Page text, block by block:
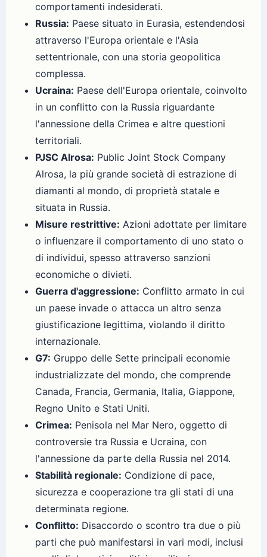
comportamenti indesiderati.
Russia: Paese situato in Eurasia, estendendosi
attraverso l'Europa orientale e l'Asia
settentrionale, con una storia geopolitica
complessa.
Ucraina: Paese dell'Europa orientale, coinvolto
in un conflitto con la Russia riguardante
l'annessione della Crimea e altre questioni
territoriali.
PJSC Alrosa: Public Joint Stock Company
Alrosa, la più grande società di estrazione di
diamanti al mondo, di proprietà statale e
situata in Russia.
Misure restrittive: Azioni adottate per limitare
o influenzare il comportamento di uno stato o
di individui, spesso attraverso sanzioni
economiche o divieti.
Guerra d'aggressione: Conflitto armato in cui
un paese invade o attacca un altro senza
giustificazione legittima, violando il diritto
internazionale.
G7: Gruppo delle Sette principali economie
industrializzate del mondo, che comprende
Canada, Francia, Germania, Italia, Giappone,
Regno Unito e Stati Uniti.
Crimea: Penisola nel Mar Nero, oggetto di
controversie tra Russia e Ucraina, con
l'annessione da parte della Russia nel 2014.
Stabilità regionale: Condizione di pace,
sicurezza e cooperazione tra gli stati di una
determinata regione.
Conflitto: Disaccordo o scontro tra due o più
parti che può manifestarsi in vari modi, inclusi